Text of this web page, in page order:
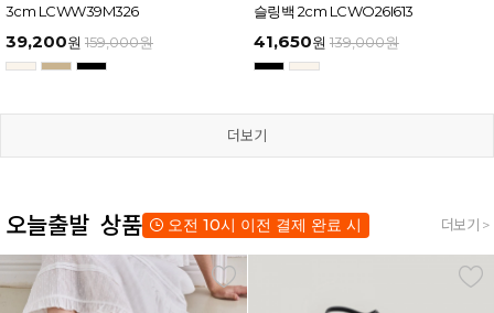
3cm LCWW39M326
39,200원 159,000원
슬링백 2cm LCWO26I613
41,650원 139,000원
더보기
오늘출발 상품 오전 10시 이전 결제 완료 시 더보기 >